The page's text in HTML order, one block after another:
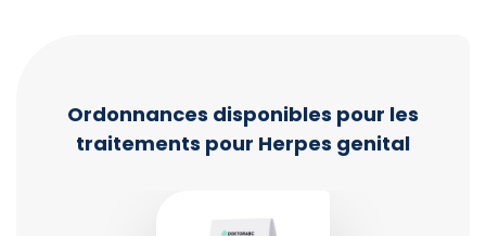
Ordonnances disponibles pour les
traitements pour Herpes genital